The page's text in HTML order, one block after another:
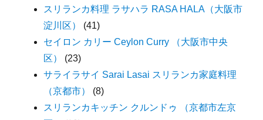
スリランカ料理 ラサハラ RASA HALA（大阪市
淀川区）
(41)
セイロン カリー Ceylon Curry （大阪市中央
区）
(23)
サライラサイ Sarai Lasai スリランカ家庭料理
（京都市）
(8)
スリランカキッチン クルンドゥ （京都市左京